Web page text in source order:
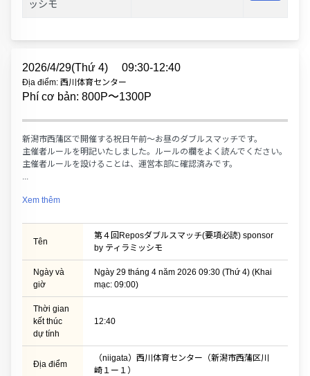
ッシモ
2026/4/29(Thứ 4) 09:30-12:40
Địa điểm: 西川体育センター
Phí cơ bản: 800P〜1300P
新潟市西蒲区で開催する祝日午前～お昼のダブルスマッチです。
主催者ルールを明記いたしました。ルールの欄をよく読んでください。
主催者ルールを設けることは、運営本部に確認済みです。
...
Xem thêm
Tên
第４回Reposダブルスマッチ(要項必読) sponsor
by ティラミッシモ
Ngày và
giờ
Ngày 29 tháng 4 năm 2026 09:30 (Thứ 4) (Khai
mạc: 09:00)
Thời gian
kết thúc
dự tính
12:40
Địa điểm
（niigata）西川体育センター（新潟市西蒲区川
崎１ー１）